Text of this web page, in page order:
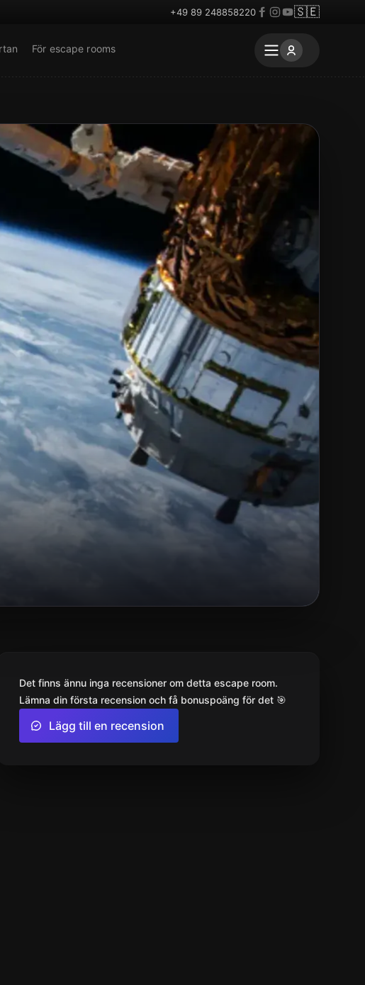
+49 89 248858220 🇸🇪
För escape rooms
Det finns ännu inga recensioner om detta escape room.
Lämna din första recension och få bonuspoäng för det 🎯
Lägg till en recension